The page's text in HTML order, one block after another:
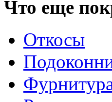
Что еще
Откосы